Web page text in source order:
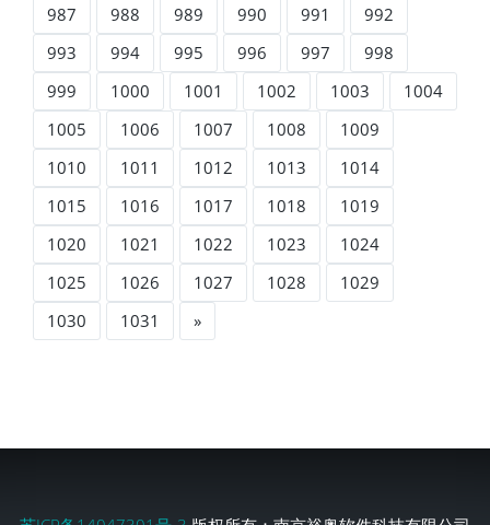
987
988 989 990 991
992
993
994 995 996 997
998
999
1000 1001 1002 1003
1004
1005
1006 1007 1008
1009
1010
1011 1012 1013
1014
1015
1016 1017 1018
1019
1020
1021 1022 1023
1024
1025
1026 1027 1028
1029
1030
1031 »